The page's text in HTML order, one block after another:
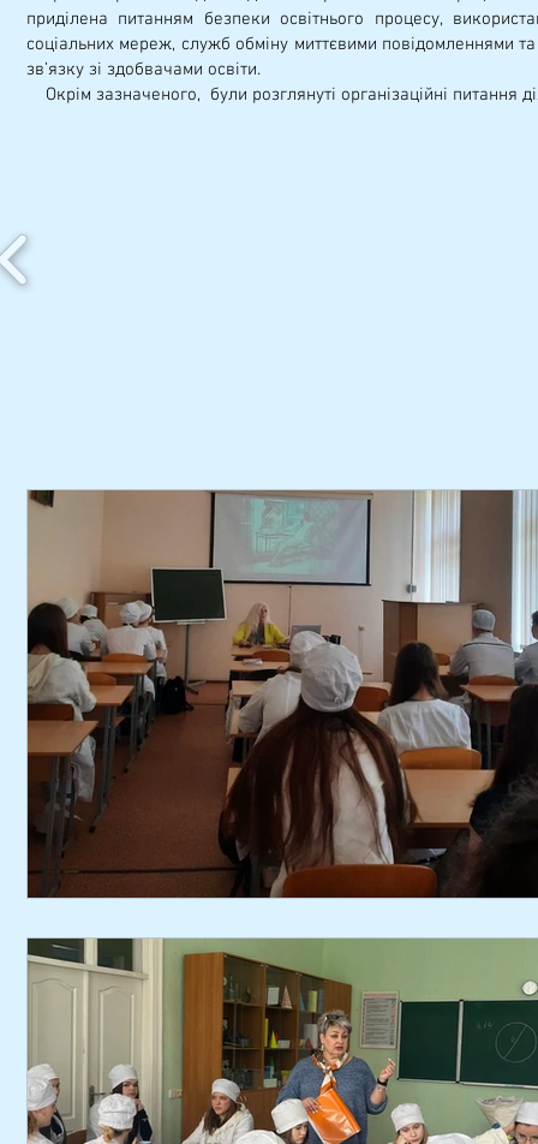
приділена питанням безпеки освітнього процесу,
соціальних мереж, служб обміну миттєвими повідомленнями
зв’язку зі здобвачами освіти.
Окрім зазначеного, були розглянуті організаційні питання